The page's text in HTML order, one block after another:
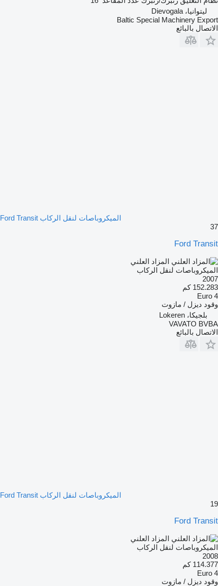
ليتوانيا، Dievogala
Baltic Special Machinery Export
الاتصال بالبائع
الميكروباصات لنقل الركاب Ford Transit
37
Ford Transit
المزاد العلني
الميكروباصات لنقل الركاب
2007
152.283 كم
Euro 4
وقود ديزل / مازوت
بلجيكا، Lokeren
VAVATO BVBA
الاتصال بالبائع
الميكروباصات لنقل الركاب Ford Transit
19
Ford Transit
المزاد العلني
الميكروباصات لنقل الركاب
2008
114.377 كم
Euro 4
وقود ديزل / مازوت